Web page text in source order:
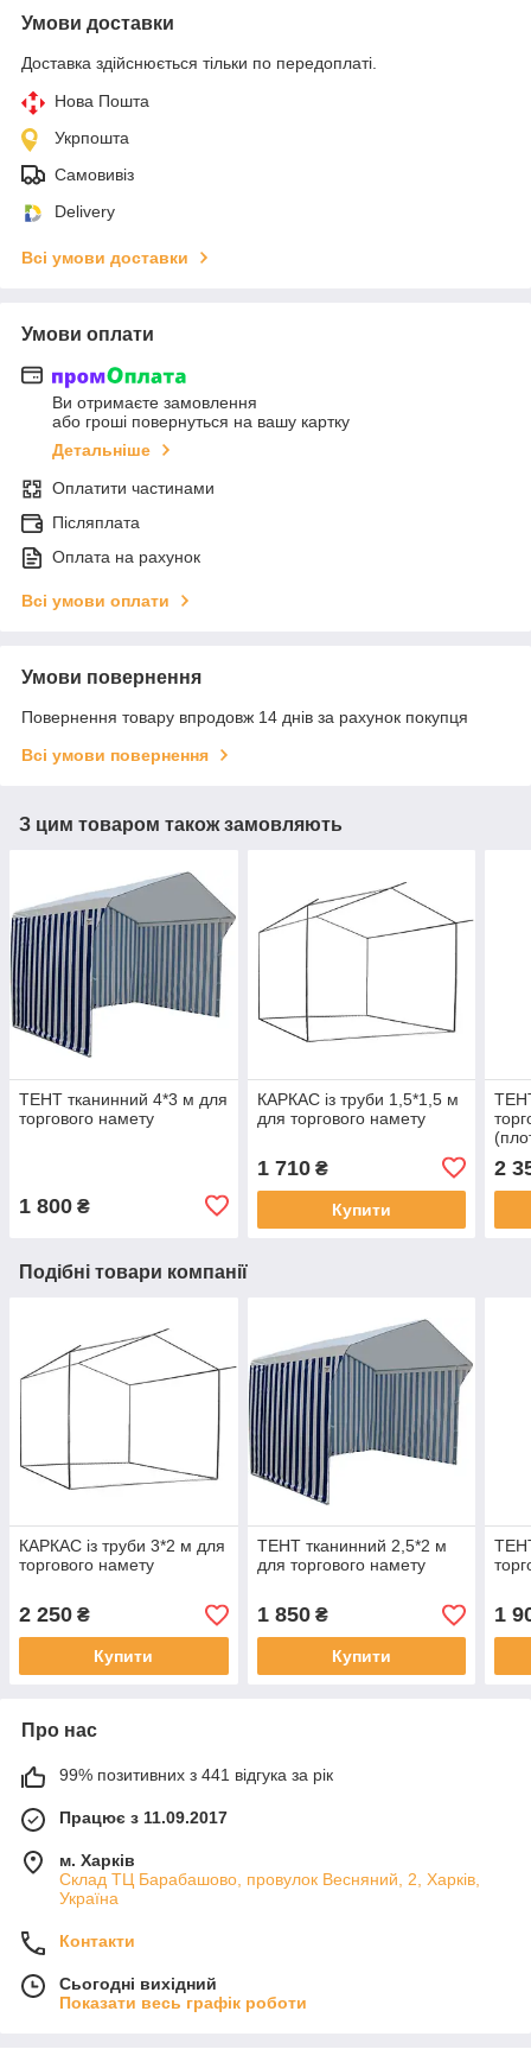
Умови доставки
Доставка здійснюється тільки по передоплаті.
Нова Пошта
Укрпошта
Самовивіз
Delivery
Всі умови доставки
Умови оплати
Ви отримаєте замовлення
або гроші повернуться на вашу картку
Детальніше
Оплатити частинами
Післяплата
Оплата на рахунок
Всі умови оплати
Умови повернення
Повернення товару впродовж 14 днів за рахунок покупця
Всі умови повернення
З цим товаром також замовляють
ТЕНТ тканинний 4*3 м для
торгового намету
1 800 ₴
КАРКАС із труби 1,5*1,5 м
для торгового намету
1 710₴
Купити
2
Подібні товари компанії
КАРКАС із труби 3*2 м для
торгового намету
2 250 ₴
Купити
ТЕНТ тканинний 2,5*2 м
для торгового намету
1 850₴
Купити
1
Про нас
99% позитивних з 441 відгука за рік
Працює з 11.09.2017
м. Харків
Склад ТЦ Барабашово, провулок Весняний, 2, Харків,
Україна
Контакти
Сьогодні вихідний
Показати весь графік роботи